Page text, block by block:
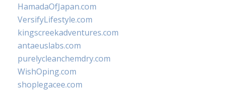
HamadaOfJapan.com
VersifyLifestyle.com
kingscreekadventures.com
antaeuslabs.com
purelycleanchemdry.com
WishOping.com
shoplegacee.com